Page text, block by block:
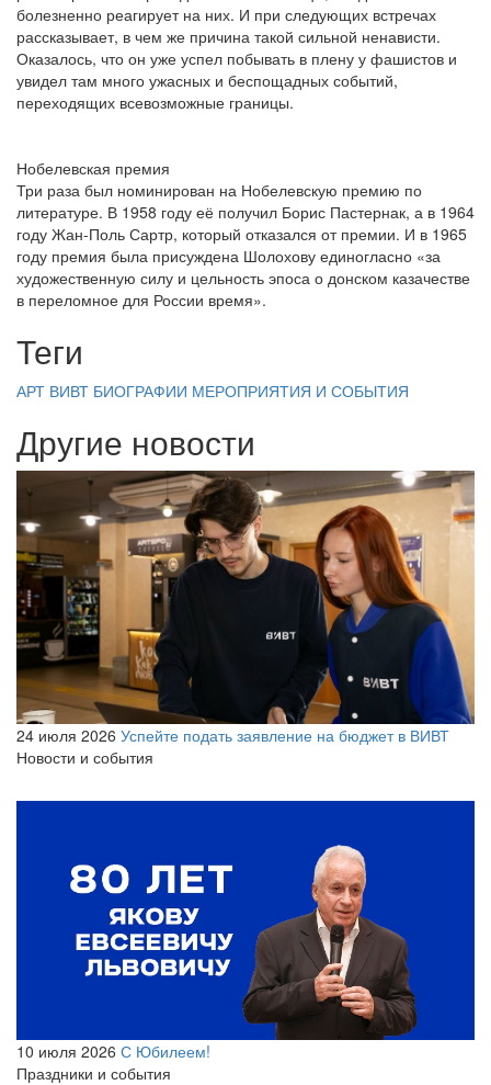
болезненно реагирует на них. И при следующих встречах
рассказывает, в чем же причина такой сильной ненависти.
Оказалось, что он уже успел побывать в плену у фашистов и
увидел там много ужасных и беспощадных событий,
переходящих всевозможные границы.
Нобелевская премия
Три раза был номинирован на Нобелевскую премию по
литературе. В 1958 году её получил Борис Пастернак, а в 1964
году Жан-Поль Сартр, который отказался от премии. И в 1965
году премия была присуждена Шолохову единогласно «за
художественную силу и цельность эпоса о донском казачестве
в переломное для России время».
Теги
АРТ ВИВТ БИОГРАФИИ МЕРОПРИЯТИЯ И СОБЫТИЯ
Другие новости
24 июля 2026 Успейте подать заявление на бюджет в ВИВТ
Новости и события
10 июля 2026 С Юбилеем!
Праздники и события